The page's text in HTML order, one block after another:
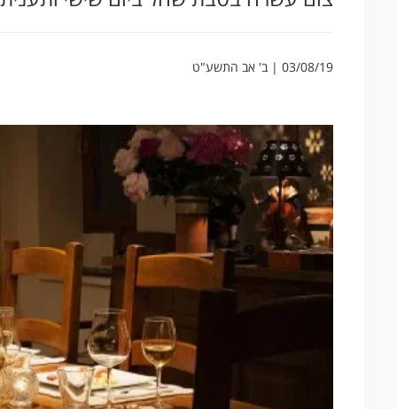
03/08/19 | ב' אב התשע"ט